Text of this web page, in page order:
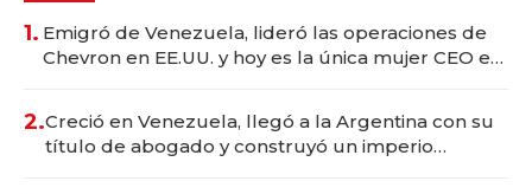
1. Emigró de Venezuela, lideró las operaciones de
Chevron en EE.UU. y hoy es la única mujer CEO en
2.Creció en Venezuela, llegó a la Argentina con su
título de abogado y construyó un imperio